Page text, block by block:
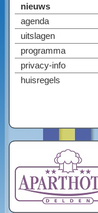
nieuws
agenda
uitslagen
programma
privacy-info
huisregels